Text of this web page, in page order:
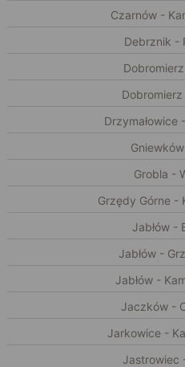
Czarnów -
Debrznik -
Drzymałowice
Grobla -
Grzędy Górne -
Jabłów -
Jabłów -
Jabłów -
Jaczków -
Jarkowice -
Jastrowiec